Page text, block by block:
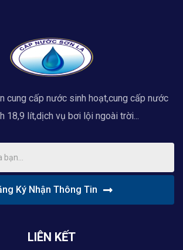
cung cấp nước sinh hoạt,cung cấp nước
18,9 lít,dịch vụ bơi lội ngoài trời...
Ký Nhận Thông Tin
LIÊN KẾT